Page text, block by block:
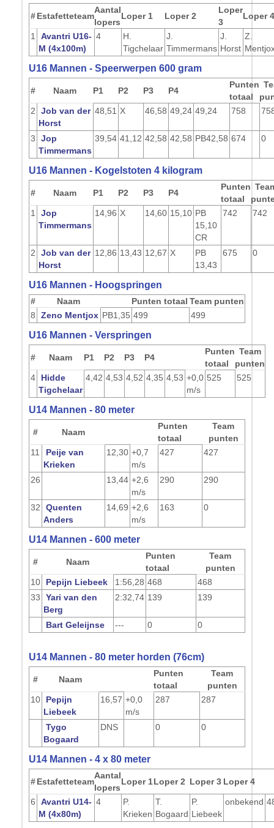
#Estafetteteam
Aantal
lopers
Loper 1 Loper 2
Loper
3
Loper 4
1
Avantri U16-
M (4x100m)
4
H.
Tigchelaar
J.
Timmermans
J.
Horst
Z.
U16 Mannen - Speerwerpen 600 gram
# Naam P1 P2 P3 P4
Punten
totaal
2
Job van der
Horst
48,51 X 46,58 49,24 49,24 758
3
Jop
Timmermans
39,54 41,12 42,58 42,58 PB42,58 674 0
U16 Mannen - Kogelstoten 4 kilogram
# Naam P1 P2 P3 P4
Punten
totaal
1
Jop
Timmermans
14,96 X 14,60 15,10 PB
15,10
CR
742 742
2
Job van der
Horst
12,86 13,43 12,67 X
PB
13,43
675 0
U16 Mannen - Hoogspringen
# Naam Punten totaal Team punten
8
Zeno Mentjox PB1,35 499 499
U16 Mannen - Verspringen
# Naam P1 P2 P3 P4
Punten
totaal
Team
punten
4
Hidde
Tigchelaar
4,42 4,53 4,52 4,35 4,53 +0,0
m/s
525 525
U14 Mannen - 80 meter
# Naam
Punten
totaal
Team
punten
11
Peije van
Krieken
12,30 +0,7
m/s
427 427
26 13,44 +2,6
m/s
290 290
32
Quenten
Anders
14,69 +2,6
m/s
163 0
U14 Mannen - 600 meter
# Naam
Punten
totaal
Team
punten
10
Pepijn Liebeek 1:56,28 468
468
33
Yari van den
Berg
2:32,74 139 139
Bart Geleijnse --- 0 0
U14 Mannen - 80 meter horden (76cm)
# Naam
Punten
totaal
Team
punten
10
Pepijn
Liebeek
16,57 +0,0
m/s
287 287
Tygo
Bogaard
DNS 0 0
U14 Mannen - 4 x 80 meter
#Estafetteteam
Aantal
lopers
Loper 1Loper 2 Loper 3 Loper 4
6
Avantri U14-
M (4x80m)
4
P.
Krieken
T.
Bogaard
P.
Liebeek
onbekend